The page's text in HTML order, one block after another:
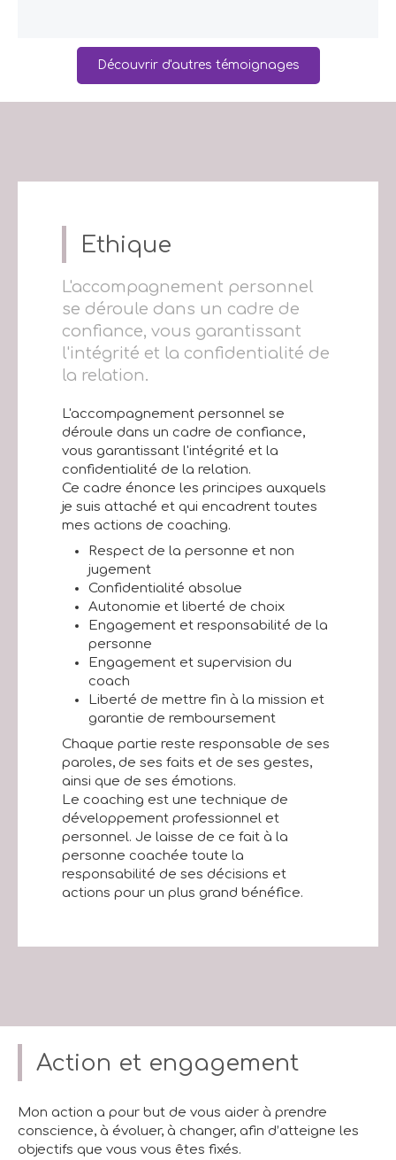
Découvrir d'autres témoignages
Ethique
L'accompagnement personnel
se déroule dans un cadre de
confiance, vous garantissant
l'intégrité et la confidentialité de
la relation.
L'accompagnement personnel se
déroule dans un cadre de confiance,
vous garantissant l'intégrité et la
confidentialité de la relation.
Ce cadre énonce les principes auxquels
je suis attaché et qui encadrent toutes
mes actions de coaching.
Respect de la personne et non
jugement
Confidentialité absolue
Autonomie et liberté de choix
Engagement et responsabilité de la
personne
Engagement et supervision du
coach
Liberté de mettre fin à la mission et
garantie de remboursement
Chaque partie reste responsable de ses
paroles, de ses faits et de ses gestes,
ainsi que de ses émotions.
Le coaching est une technique de
développement professionnel et
personnel. Je laisse de ce fait à la
personne coachée toute la
responsabilité de ses décisions et
actions pour un plus grand bénéfice.
Action et engagement
Mon action a pour but de vous aider à prendre
conscience, à évoluer, à changer, afin d’atteigne les
objectifs que vous vous êtes fixés.